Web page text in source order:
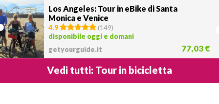
Los Angeles: Tour in eBike di Santa
Monica e Venice
4.9 (149)
disponibile oggi e domani
getyourguide.it
77,03 €
Vedi tutti: Tour in bicicletta